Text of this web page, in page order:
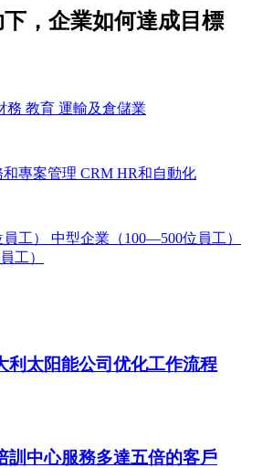
，企業如何達成目標
務 教育 運輸及倉儲業
和專案管理 CRM HR和自動化
工） 中型企業（100—500位員工）
工）
利太阳能公司优化工作流程
訓中心服務多達五倍的客戶